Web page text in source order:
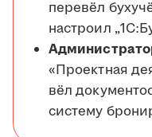
перевёл
настроил
«Проектная
вёл
систему